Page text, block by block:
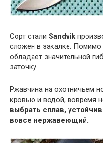
Сорт стали Sandvik
сложен в закалке. Помимо
обладает значительной
заточку.
Ржавчина на охотничьем
кровью и водой, вовремя
выбрать сплав,
вовсе нержавеющий.